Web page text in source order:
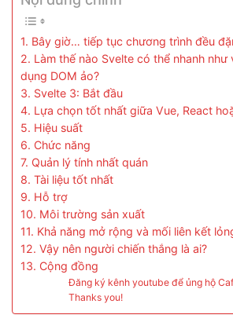
1. Bây giờ… tiếp tục chương trình đều
2. Làm thế nào Svelte có thể nhanh như
dụng DOM ảo?
3. Svelte 3: Bắt đầu
4. Lựa chọn tốt nhất giữa Vue, React
5. Hiệu suất
6. Chức năng
7. Quản lý tính nhất quán
8. Tài liệu tốt nhất
9. Hỗ trợ
10. Môi trường sản xuất
11. Khả năng mở rộng và mối liên kết
12. Vậy nên người chiến thắng là ai?
13. Cộng đồng
Đăng ký kênh youtube để ủng hộ
Thanks you!